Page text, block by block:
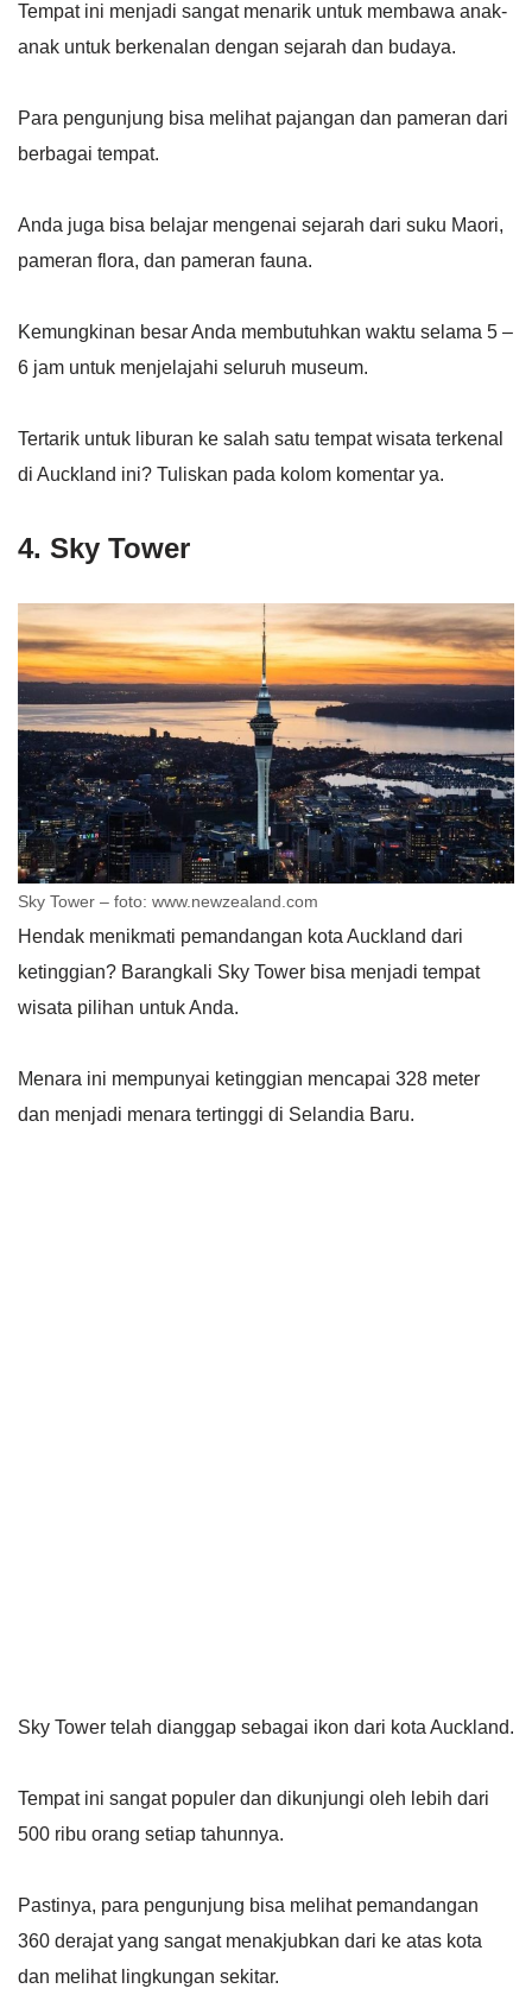
Tempat ini menjadi sangat menarik untuk membawa anak-
anak untuk berkenalan dengan sejarah dan budaya.
Para pengunjung bisa melihat pajangan dan pameran dari
berbagai tempat.
Anda juga bisa belajar mengenai sejarah dari suku Maori,
pameran flora, dan pameran fauna.
Kemungkinan besar Anda membutuhkan waktu selama 5 –
6 jam untuk menjelajahi seluruh museum.
Tertarik untuk liburan ke salah satu tempat wisata terkenal
di Auckland ini? Tuliskan pada kolom komentar ya.
4. Sky Tower
Sky Tower – foto: www.newzealand.com
Hendak menikmati pemandangan kota Auckland dari
ketinggian? Barangkali Sky Tower bisa menjadi tempat
wisata pilihan untuk Anda.
Menara ini mempunyai ketinggian mencapai 328 meter
dan menjadi menara tertinggi di Selandia Baru.
Sky Tower telah dianggap sebagai ikon dari kota Auckland.
Tempat ini sangat populer dan dikunjungi oleh lebih dari
500 ribu orang setiap tahunnya.
Pastinya, para pengunjung bisa melihat pemandangan
360 derajat yang sangat menakjubkan dari ke atas kota
dan melihat lingkungan sekitar.